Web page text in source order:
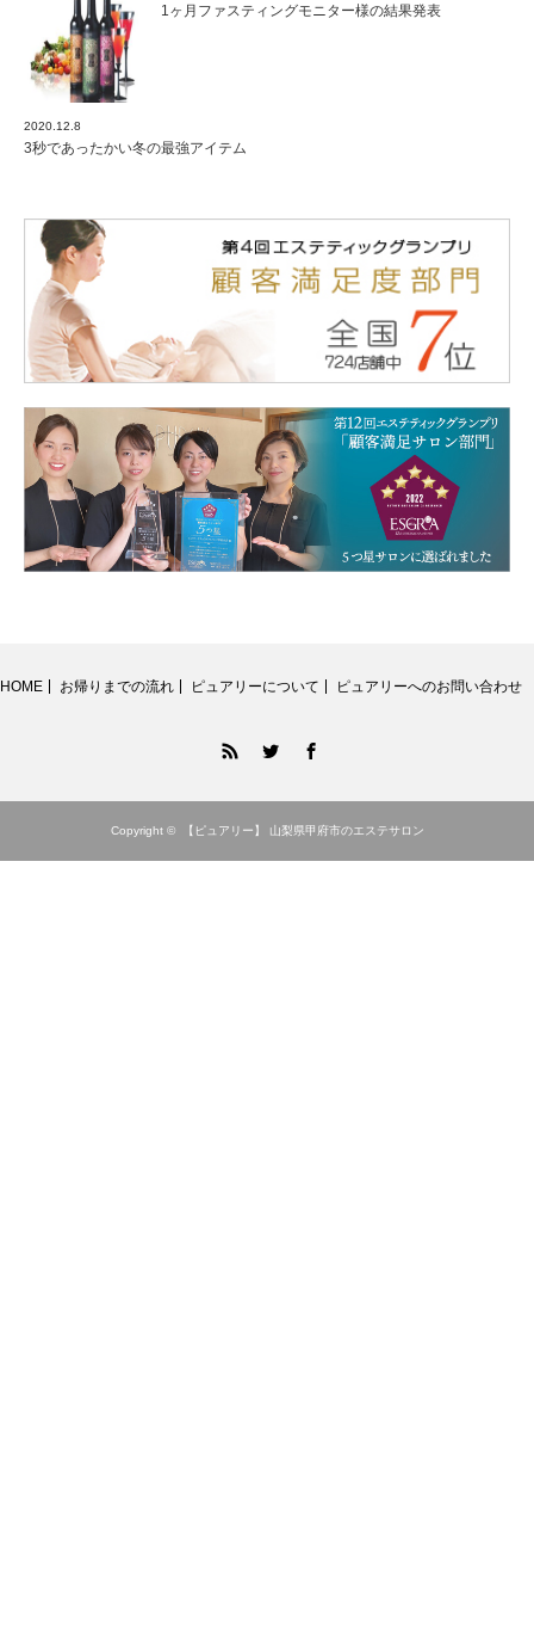
1ヶ月ファスティングモニター様の結果発表
2020.12.8
3秒であったかい冬の最強アイテム
HOME お帰りまでの流れ ピュアリーについて ピュアリーへのお問い合わせ
Facebook
Copyright © 【ピュアリー】 山梨県甲府市のエステサロン